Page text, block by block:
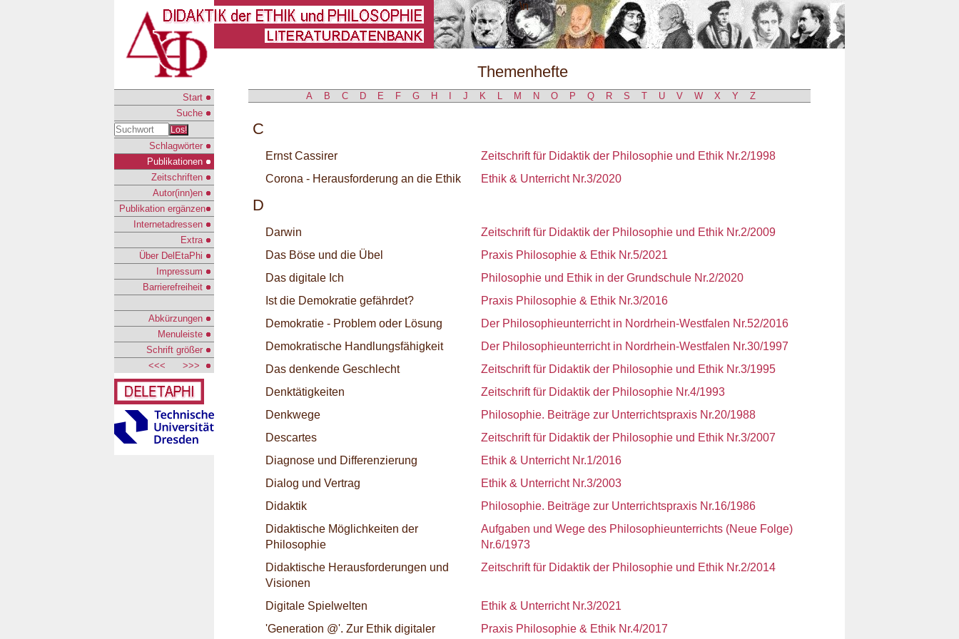
Themenhefte
\n
Start
Suche
Los!
Schlagwörter
Publikationen
Zeitschriften
Autor(inn)en
Publikation ergänzen
Internetadressen
Extra
Über DelEtaPhi
Impressum
Barrierefreiheit
Abkürzungen
Menuleiste
Schrift größer
<<<
>>>
A B C D E F G H J K L M N O P Q R S T U V W X Y Z
C
Ernst Cassirer
Zeitschrift für Didaktik der Philosophie und Ethik Nr.2/1998
Corona - Herausforderung an die Ethik
Ethik & Unterricht Nr.3/2020
D
Darwin
Zeitschrift für Didaktik der Philosophie und Ethik Nr.2/2009
Das Böse und die Übel
Praxis Philosophie & Ethik Nr.5/2021
Das digitale Ich
Philosophie und Ethik in der Grundschule Nr.2/2020
Ist die Demokratie gefährdet?
Praxis Philosophie & Ethik Nr.3/2016
Demokratie - Problem oder Lösung
Der Philosophieunterricht in Nordrhein-Westfalen Nr.52/2016
Demokratische Handlungsfähigkeit
Der Philosophieunterricht in Nordrhein-Westfalen Nr.30/1997
Das denkende Geschlecht
Zeitschrift für Didaktik der Philosophie und Ethik Nr.3/1995
Denktätigkeiten
Zeitschrift für Didaktik der Philosophie Nr.4/1993
Denkwege
Philosophie. Beiträge zur Unterrichtspraxis Nr.20/1988
Descartes
Zeitschrift für Didaktik der Philosophie und Ethik Nr.3/2007
Diagnose und Differenzierung
Ethik & Unterricht Nr.1/2016
Dialog und Vertrag
Ethik & Unterricht Nr.3/2003
Didaktik
Philosophie. Beiträge zur Unterrichtspraxis Nr.16/1986
Didaktische Möglichkeiten der
Philosophie
Aufgaben und Wege des Philosophieunterrichts (Neue Folge)
Nr.6/1973
Didaktische Herausforderungen und
Visionen
Zeitschrift für Didaktik der Philosophie und Ethik Nr.2/2014
Digitale Spielwelten
Ethik & Unterricht Nr.3/2021
'Generation @'. Zur Ethik digitaler
Praxis Philosophie & Ethik Nr.4/2017